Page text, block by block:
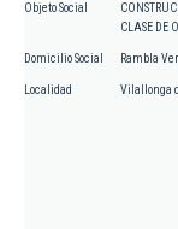
Objeto Social
CLASE DE
Domicilio Social Rambla
Localidad Vilallonga